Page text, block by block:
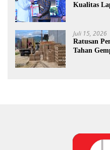
Kualitas
Juli 15, 2026
Ratusan
Tahan